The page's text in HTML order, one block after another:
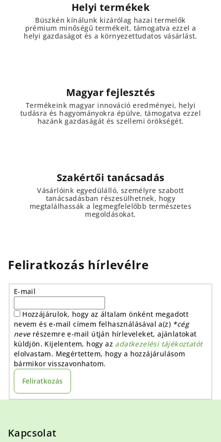
l
e
m
e
Helyi termékek
Büszkén kínálunk kizárólag hazai termelők
prémium minőségű termékeit, támogatva ezzel a
helyi gazdaságot és a környezettudatos vásárlást.
Magyar fejlesztés
Termékeink magyar innováció eredményei, helyi
tudásra és hagyományokra épülve, támogatva ezzel
hazánk gazdaságát és szellemi örökségét.
Szakértői tanácsadás
Vásárlóink egyedülálló, személyre szabott
tanácsadásban részesülhetnek, hogy
megtalálhassák a legmegfelelőbb természetes
megoldásokat.
Feliratkozás hírlevélre
E-mail
Hozzájárulok, hogy az általam önként megadott
nevem és e-mail címem felhasználásával a(z) *cég
neverészemre e-mail útján hírleveleket, ajánlatokat
küldjön. Kijelentem, hogy az adatkezelési tájékoztatót
elolvastam. Megértettem, hogy a hozzájárulásom
bármikor visszavonhatom.
Feliratkozás
Kapcsolat